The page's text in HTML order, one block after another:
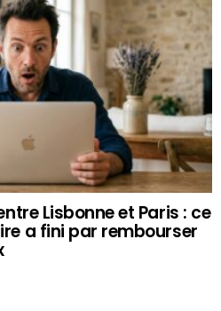
Lisbonne et Paris : ce
a fini par rembourser